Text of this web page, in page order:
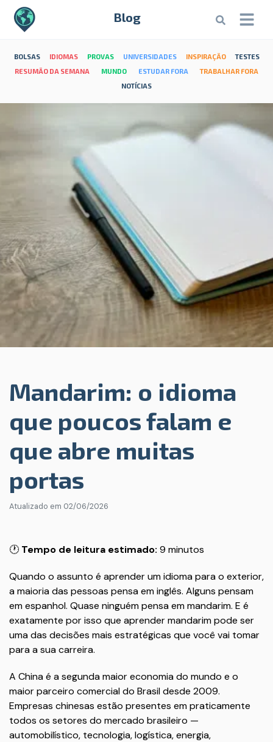
Blog
BOLSAS IDIOMAS PROVAS UNIVERSIDADES INSPIRAÇÃO
TESTES
RESUMÃO DA SEMANA
MUNDO ESTUDAR FORA
TRABALHAR FORA
NOTÍCIAS
Mandarim: o idioma
que poucos falam e
que abre muitas
portas
Atualizado em 02/06/2026
🕐 Tempo de leitura estimado: 9 minutos
Quando o assunto é aprender um idioma para o exterior,
a maioria das pessoas pensa em inglês. Alguns pensam
em espanhol. Quase ninguém pensa em mandarim. E é
exatamente por isso que aprender mandarim pode ser
uma das decisões mais estratégicas que você vai tomar
para a sua carreira.
A China é a segunda maior economia do mundo e o
maior parceiro comercial do Brasil desde 2009.
Empresas chinesas estão presentes em praticamente
todos os setores do mercado brasileiro —
automobilístico, tecnologia, logística, energia,